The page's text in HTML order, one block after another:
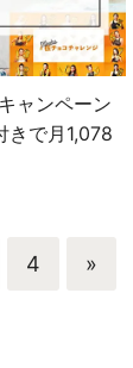
ャンペーン
きで月1,078
4 »